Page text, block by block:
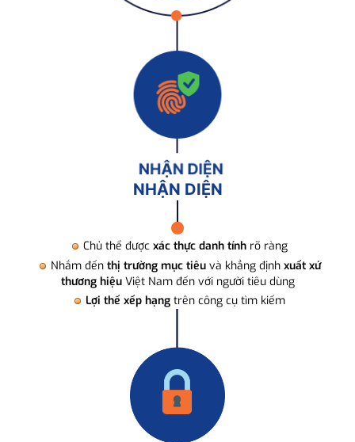
NHẬN DIỆN
Chủ thể được xác thực danh tính rõ ràng
Nhắm đến thị trường mục tiêuvà khẳng định xuất xứ
thương hiệuViệt Nam đến với người tiêu dùng
Lợi thế xếp hạng trên công cụ tìm kiếm